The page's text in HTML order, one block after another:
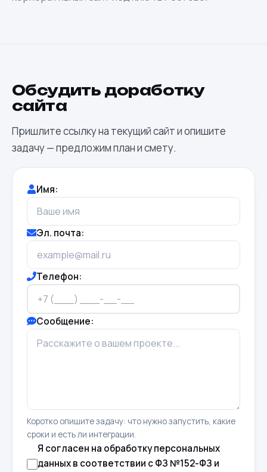
Обсудить доработку
сайта
Пришлите ссылку на текущий сайт и опишите
задачу — предложим план и смету.
Имя:
Эл. почта:
Телефон:
Сообщение:
Коротко опишите задачу: что нужно запустить, какие
сроки и есть ли интеграции.
Я согласен на обработку персональных
данных в соответствии с ФЗ №152-ФЗ и